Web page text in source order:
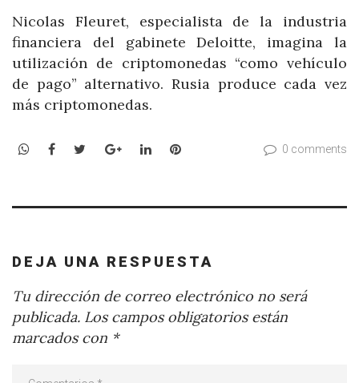
Nicolas Fleuret, especialista de la industria
financiera del gabinete Deloitte, imagina la
utilización de criptomonedas “como vehículo
de pago” alternativo. Rusia produce cada vez
más criptomonedas.
WhatsApp
Facebook
TwitterGoogle+LinkedInPinterest 0 comments
DEJA UNA RESPUESTA
Tu dirección de correo electrónico no será
publicada. Los campos obligatorios están
marcados con *